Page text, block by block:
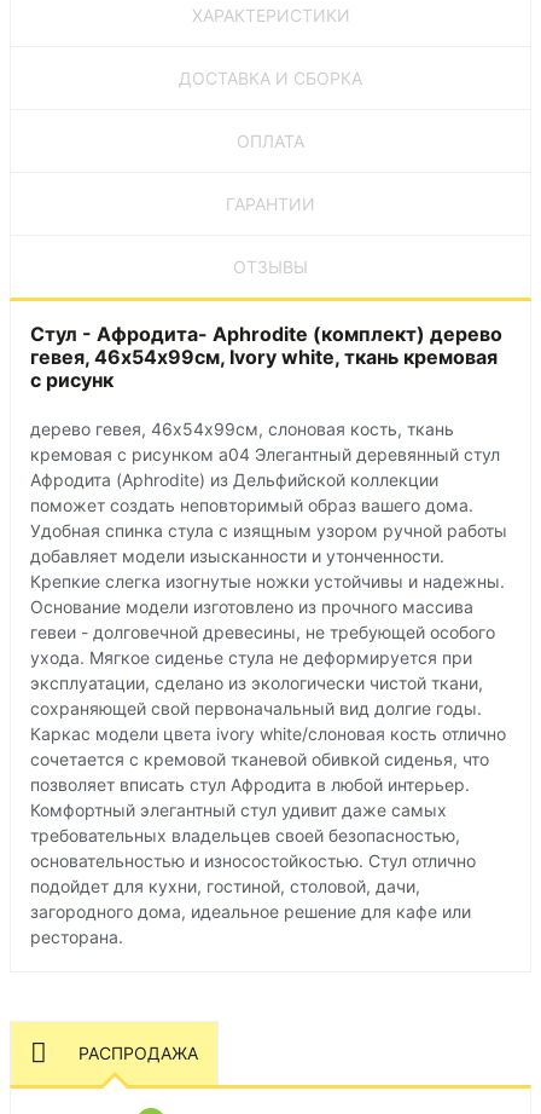
ХАРАКТЕРИСТИКИ
ДОСТАВКА И СБОРКА
ОПЛАТА
ГАРАНТИИ
ОТЗЫВЫ
Стул - Афродита- Aphrodite (комплект) дерево
гевея, 46х54х99см, Ivory white, ткань кремовая
с рисунк
дерево гевея, 46х54х99см, слоновая кость, ткань
кремовая с рисунком а04 Элегантный деревянный стул
Афродита (Aphrodite) из Дельфийской коллекции
поможет создать неповторимый образ вашего дома.
Удобная спинка стула с изящным узором ручной работы
добавляет модели изысканности и утонченности.
Крепкие слегка изогнутые ножки устойчивы и надежны.
Основание модели изготовлено из прочного массива
гевеи - долговечной древесины, не требующей особого
ухода. Мягкое сиденье стула не деформируется при
эксплуатации, сделано из экологически чистой ткани,
сохраняющей свой первоначальный вид долгие годы.
Каркас модели цвета ivory white/слоновая кость отлично
сочетается c кремовой тканевой обивкой сиденья, что
позволяет вписать стул Афродита в любой интерьер.
Комфортный элегантный стул удивит даже самых
требовательных владельцев своей безопасностью,
основательностью и износостойкостью. Стул отлично
подойдет для кухни, гостиной, столовой, дачи,
загородного дома, идеальное решение для кафе или
ресторана.
РАСПРОДАЖА